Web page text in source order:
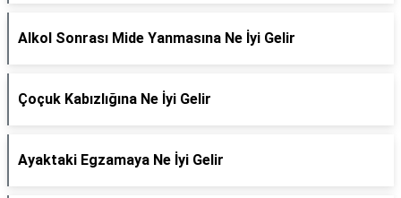
Alkol Sonrası Mide Yanmasına Ne İyi Gelir
Çoçuk Kabızlığına Ne İyi Gelir
Ayaktaki Egzamaya Ne İyi Gelir